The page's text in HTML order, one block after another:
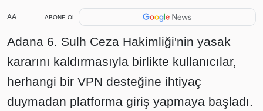
AA ABONE OL
Adana 6. Sulh Ceza Hakimliği'nin yasak
kararını kaldırmasıyla birlikte kullanıcılar,
herhangi bir VPN desteğine ihtiyaç
duymadan platforma giriş yapmaya başladı.